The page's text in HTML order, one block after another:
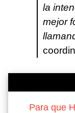
la
mejor
Para que